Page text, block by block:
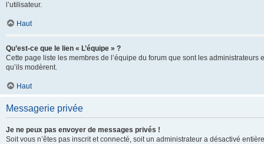
l’utilisateur.
Haut
Qu’est-ce que le lien « L’équipe » ?
Cette page liste les membres de l’équipe du forum que sont les
qu’ils modèrent.
Haut
Messagerie privée
Je ne peux pas envoyer de messages privés !
Soit vous n’êtes pas inscrit et connecté, soit un administrateur a désactivé